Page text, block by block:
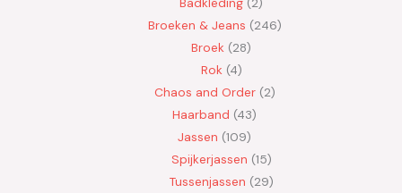
Broeken & Jeans 246
Broek 28
Rok 4
Chaos and Order 2
Haarband 43
Jassen 109
Spijkerjassen 15
Tussenjassen 29